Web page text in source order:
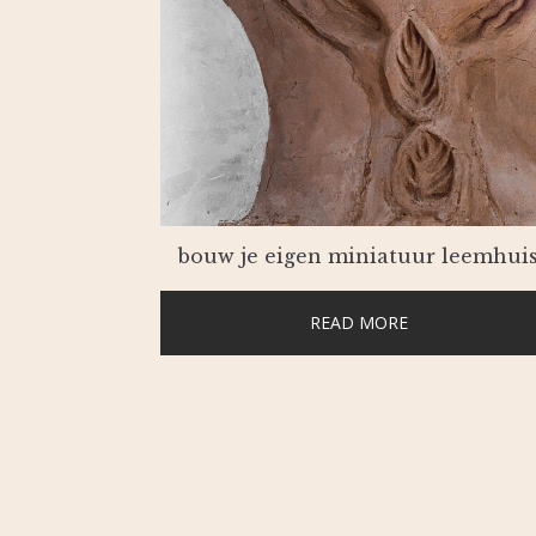
bouw je eigen miniatuur
READ MORE